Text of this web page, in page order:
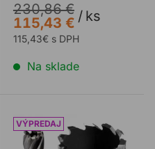
dĺžke 50mm. Prém ...
230,86 €
115,43 € / ks
115,43€ s DPH
Na sklade
krátky 25mm
Jadrový vrták